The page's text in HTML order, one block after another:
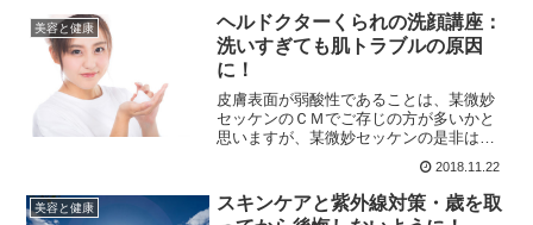
美容と健康
ヘルドクターくられの洗顔講座：
洗いすぎても肌トラブルの原因
に！
皮膚表面が弱酸性であることは、某微妙
セッケンのＣＭでご存じの方が多いかと
思いますが、某微妙セッケンの是非は今
うして弱酸性なのでしょう？今回はその
辺を踏まえた上で洗顔についてお話しし
ましょう。
2018.11.22
美容と健康
スキンケアと紫外線対策・歳を取